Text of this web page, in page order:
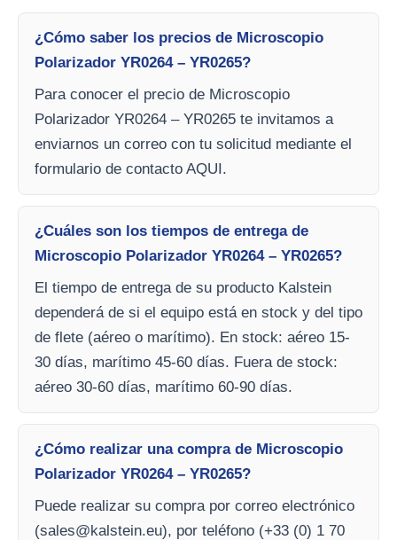
¿Cómo saber los precios de Microscopio
Polarizador YR0264 – YR0265?
Para conocer el precio de Microscopio
Polarizador YR0264 – YR0265 te invitamos a
enviarnos un correo con tu solicitud mediante el
formulario de contacto AQUI.
¿Cuáles son los tiempos de entrega de
Microscopio Polarizador YR0264 – YR0265?
El tiempo de entrega de su producto Kalstein
dependerá de si el equipo está en stock y del tipo
de flete (aéreo o marítimo). En stock: aéreo 15-
30 días, marítimo 45-60 días. Fuera de stock:
aéreo 30-60 días, marítimo 60-90 días.
¿Cómo realizar una compra de Microscopio
Polarizador YR0264 – YR0265?
Puede realizar su compra por correo electrónico
(sales@kalstein.eu), por teléfono (+33 (0) 1 70